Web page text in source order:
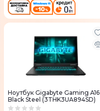
Ноутбук Gigabyte Gaming A16
Black Steel (3THK3UA894SD)